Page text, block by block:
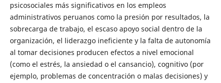
psicosociales más significativos en los empleos
administrativos peruanos como la presión por resultados, la
sobrecarga de trabajo, el escaso apoyo social dentro de la
organización, el liderazgo ineficiente y la falta de autonomía
al tomar decisiones producen efectos a nivel emocional
(como el estrés, la ansiedad o el cansancio), cognitivo (por
ejemplo, problemas de concentración o malas decisiones) y